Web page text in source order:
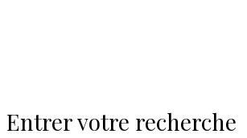
Entrer votre recherche